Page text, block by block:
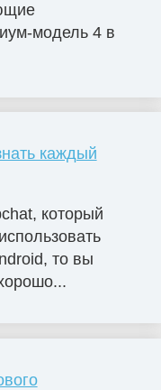
модель 4 в
каждый
который
то вы